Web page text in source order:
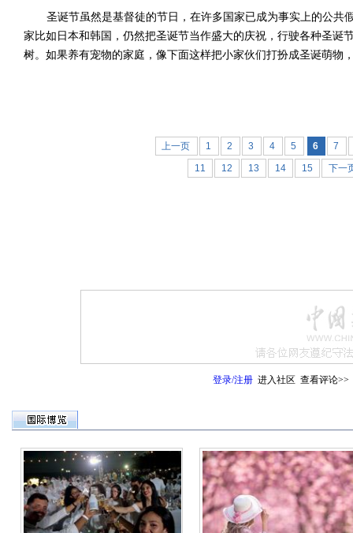
圣诞节虽然是基督徒的节日，在许多国家已成为事实上的公共
家比如日本和韩国，仍然把圣诞节当作盛大的庆祝，行驶各种圣诞
树。如果养有宠物的家庭，像下面这样把小家伙们打扮成圣诞萌物
上一页 1 2 3 4 5 6
7
11
12 13 14 15 下一
登录/注册 进入社区 查看评论>>